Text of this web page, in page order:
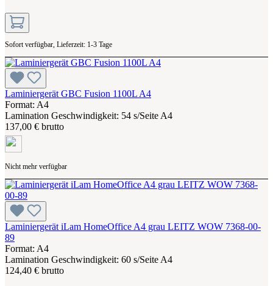
Sofort verfügbar, Lieferzeit: 1-3 Tage
Laminiergerät GBC Fusion 1100L A4
Format: A4
Lamination Geschwindigkeit: 54 s/Seite A4
137,00 € brutto
Nicht mehr verfügbar
Laminiergerät iLam HomeOffice A4 grau LEITZ WOW 7368-00-
89
Format: A4
Lamination Geschwindigkeit: 60 s/Seite A4
124,40 € brutto